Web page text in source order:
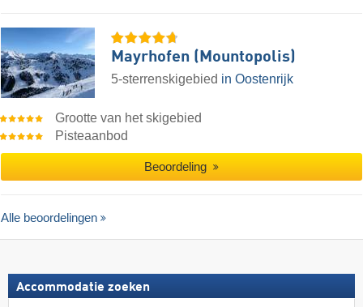
Mayrhofen (Mountopolis)
5-sterrenskigebied in Oostenrijk
Grootte van het skigebied
Pisteaanbod
Beoordeling
Alle beoordelingen
Accommodatie zoeken